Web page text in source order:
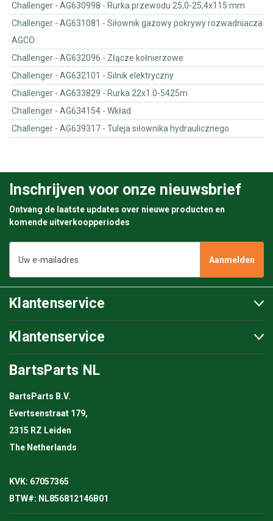
Challenger - AG630998 - Rurka przewodu 25,0-25,4x115 mm
Challenger - AG631081 - Siłownik gazowy pokrywy rozwadniacza
AGCO
Challenger - AG632096 - Złącze kołnierzowe
Challenger - AG632101 - Silnik elektryczny
Challenger - AG633829 - Rurka 22x1.0-5425m
Challenger - AG634154 - Wkład
Challenger - AG639317 - Tuleja siłownika hydraulicznego
Inschrijven voor onze nieuwsbrief
Ontvang de laatste updates over nieuwe producten en
komende uitverkoopperiodes
mailadres
Klantenservice
Klantenservice
BartsParts NL
BartsParts B.V.
Evertsenstraat 179,
2315 RZ Leiden
The Netherlands
KVK: 67057365
BTW#: NL856812146B01